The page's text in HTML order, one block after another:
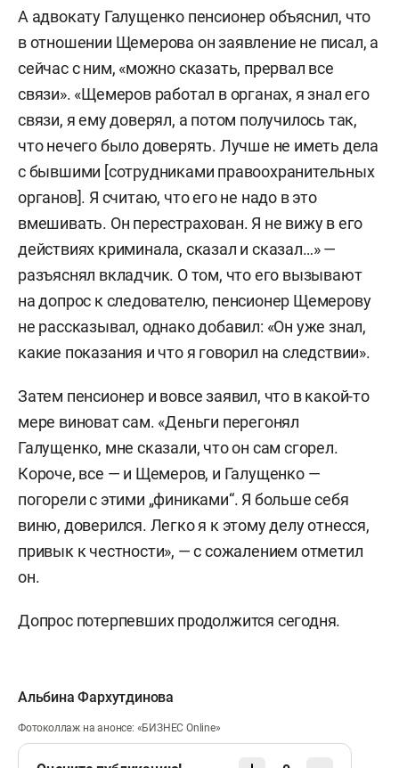
ст. 159 УК РФ («Мошенничество, совершенное
организованной группой, в особо крупном
размере»).
Доронина арестовали первым из фигурантов —
30 июля 2021 года. Примерно в это же время
сайт пирамиды перестал работать, а вкладчики
массово понесли заявления в органы.
Официально в уголовном деле 161 потерпевший
и 209 млн рублей ущерба, хотя изначально
сумма потерь, указанных вкладчиками в
заявлениях, достигала 5 млрд рублей.
По версии следствия и обвинения, в 2018 году у
Доронина, Зыгмунтовича иЭдвардаиМарата
в сетевом маркетинге, возник умысел на
создание преступного сообщества и хищение
денег «за счет обмана» граждан России и других
государств. С этой целью они создали
платформу Finiko, придумали маркетинг-план,
организовали по РФ отдельные структурные
подразделения со своей иерархией и
конференциях. Обещали доход до 5% в день от
денежные бонусы.
Функционирование пирамиды обеспечивали 7
подразделений, полагает обвинение:
А адвокату Галущенко пенсионер объяснил, что
в отношении Щемерова он заявление не писал, а
сейчас с ним, «можно сказать, прервал все
связи». «Щемеров работал в органах, я знал его
связи, я ему доверял, а потом получилось так,
что нечего было доверять. Лучше не иметь дела
с бывшими [сотрудниками правоохранительных
органов]. Я считаю, что его не надо в это
вмешивать. Он перестрахован. Я не вижу в его
действиях криминала, сказал и сказал…» —
разъяснял вкладчик. О том, что его вызывают
на допрос к следователю, пенсионер Щемерову
не рассказывал, однако добавил: «Он уже знал,
какие показания и что я говорил на следствии».
Затем пенсионер и вовсе заявил, что в какой-то
мере виноват сам. «Деньги перегонял
Галущенко, мне сказали, что он сам сгорел.
Короче, все — и Щемеров, и Галущенко —
погорели с этими „финиками“. Я больше себя
виню, доверился. Легко я к этому делу отнесся,
привык к честности», — с сожалением отметил
он.
Допрос потерпевших продолжится сегодня.
Альбина Фархутдинова
Фотоколлаж на анонсе: «БИЗНЕС Online»